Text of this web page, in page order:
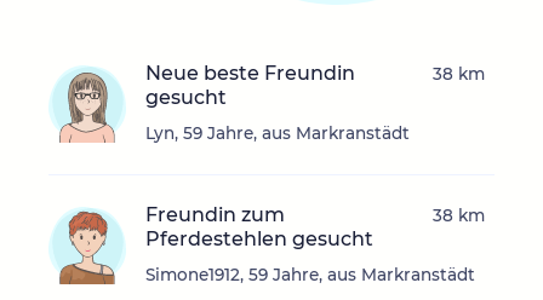
Neue beste Freundin
gesucht
Lyn, 59 Jahre, aus Markranstädt
38 km
Freundin zum
Pferdestehlen gesucht
Simone1912, 59 Jahre, aus Markranstädt
38 km